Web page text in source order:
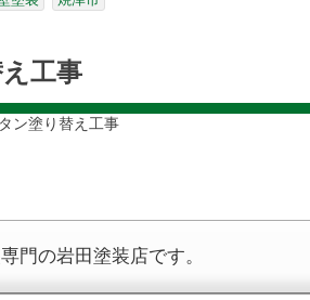
工事
ン塗り替え工事
門の岩田塗装店です。